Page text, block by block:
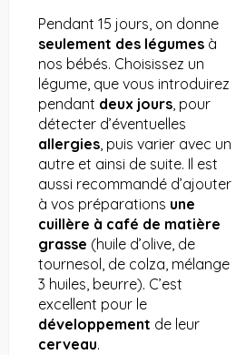
Pendant 15 jours, on donne
seulement des légumesà
nos bébés. Choisissez un
légume, que vous introduirez
pendant deux jours, pour
détecter d’éventuelles
allergies, puis varier avec un
autre et ainsi de suite. Il est
aussi recommandé d’ajouter
à vos préparations une
cuillère à café de matière
grasse (huile d’olive, de
tournesol, de colza, mélange
3 huiles, beurre). C’est
excellent pour le
développement de leur
cerveau.